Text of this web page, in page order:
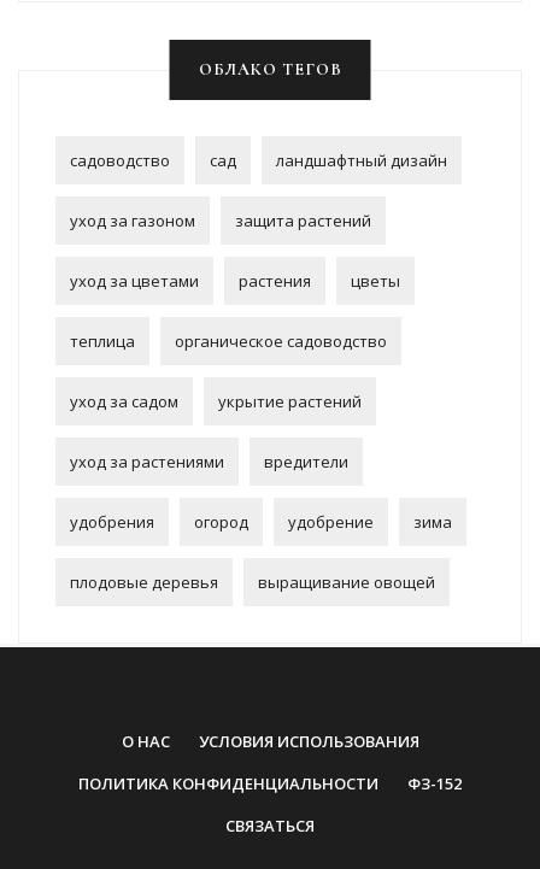
ОБЛАКО ТЕГОВ
садоводство сад ландшафтный дизайн
уход за газоном защита растений
уход за цветами растения цветы
теплица органическое садоводство
уход за садом укрытие растений
уход за растениями вредители
удобрения огород удобрение зима
плодовые деревья выращивание овощей
О НАС
УСЛОВИЯ ИСПОЛЬЗОВАНИЯ
ПОЛИТИКА КОНФИДЕНЦИАЛЬНОСТИ
ФЗ-152
СВЯЗАТЬСЯ